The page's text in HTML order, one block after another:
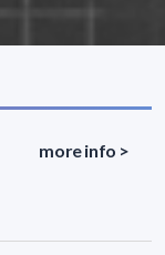
more info >